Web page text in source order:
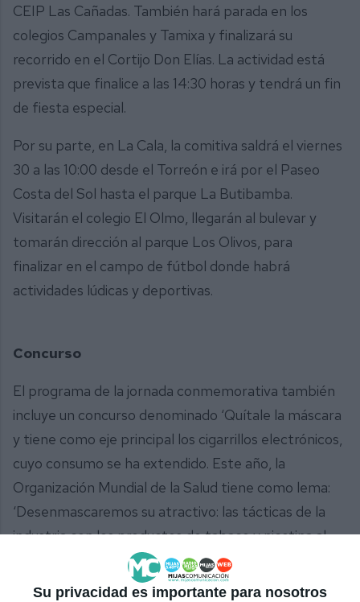
Su privacidad es importante para nosotros
CEIP Las Cañadas. También hará parada en los
colegios Campanales y Tamixa y finalizará su
recorrido en el Cortijo Don Elías. La actividad está
prevista que finalice a las 14:30 horas y tendrá un fin
de fiesta especial.
Por su parte, en La Cala, la comitiva saldrá el viernes
30 a las 10:00 desde el Torreón e irá por el Paseo
Costa del Sol hasta el parque La Butibamba.
Visitarán el colegio El Olmo, llegarán al bulevar y
tomarán dirección al parque Los Olivos, para
finalizar en el campo de fútbol donde habrá
actividades lúdicas y deportivas.
Concurso
El programa de la jornada conmemorativa también
incluye un concurso denominado ‘Quítale la máscara
y tiene como eje principal los cigarrillos electrónicos,
cuyo consumo se ha extendido. Este año, la
Organización Mundial de la Salud tiene como lema:
‘Desenmascaremos su atractivo: las tácticas de la
industria con los productos de tabaco y nicotina al
descubierto’. El objetivo es desvelar las tácticas que
utilizan las industrias del tabaco y la nicotina para